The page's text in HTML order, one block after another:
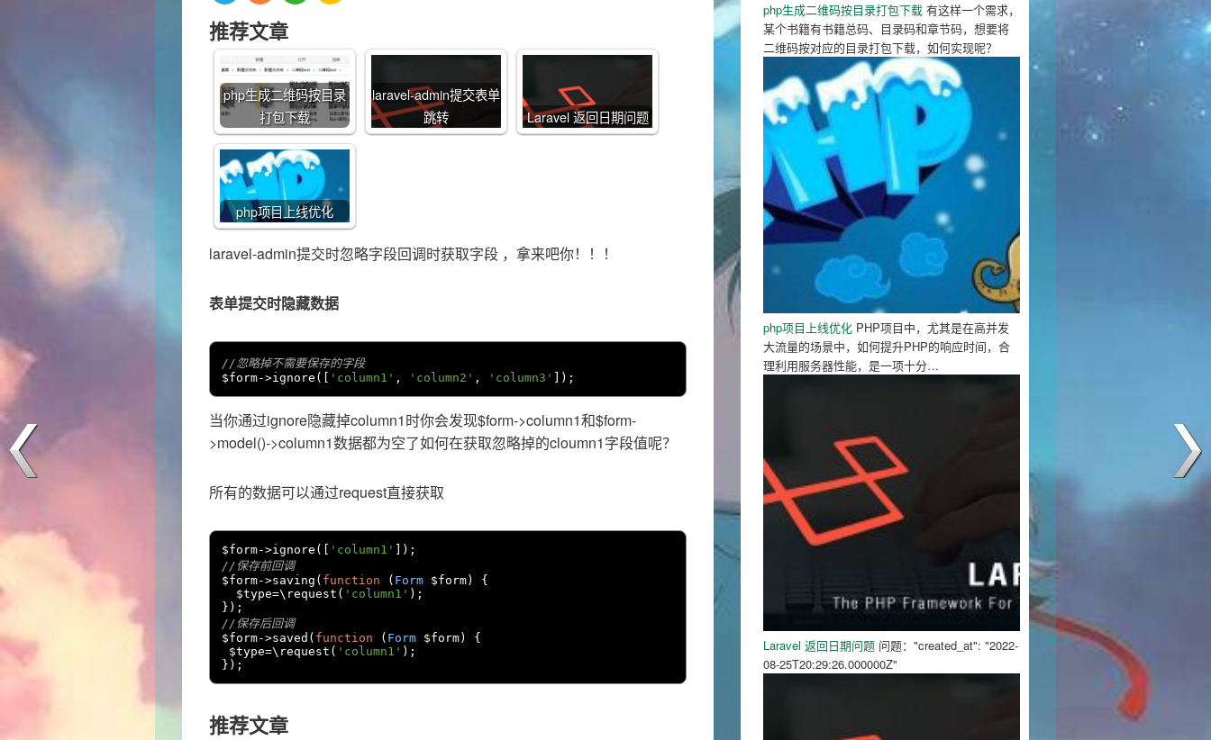
推荐文章
php生成二维码按目录
打包下载
laravel-admin提交表单
跳转
Laravel 返回日期问题
php项目上线优化
laravel-admin提交时忽略字段回调时获取字段 ，拿来吧你！！！
表单提交时隐藏数据
//忽略掉不需要保存的字段
$form->ignore ([ 'column1' , 'column2' , 'column3' ]);
当你通过ignore隐藏掉column1时你会发现$form->column1和$form-
>model()->column1数据都为空了如何在获取忽略掉的cloumn1字段值呢？
所有的数据可以通过request直接获取
$form->ignore ([ 'column1'
]);
//保存前回调
$form->saving ( function ( Form $form)
{
  $type
=\request ( 'column1' );
});
//保存后回调
$form->saved ( function ( Form $form)
{
$type=\request ( 'column1' );
});
推荐文章
php生成二维码按目录打包下载 有这样一个需求，
某个书籍有书籍总码、目录码和章节码，想要将
二维码按对应的目录打包下载，如何实现呢？
php项目上线优化 PHP项目中，尤其是在高并发
大流量的场景中，如何提升PHP的响应时间，合
理利用服务器性能，是一项十分…
Laravel 返回日期问题 问题："created_at": "2022-
08-25T20:29:26.000000Z"